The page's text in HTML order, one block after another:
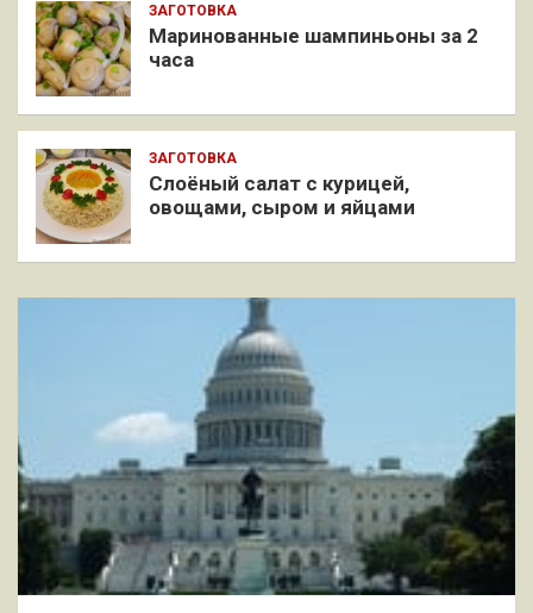
ЗАГОТОВКА
Маринованные шампиньоны за 2
часа
ЗАГОТОВКА
Слоёный салат с курицей,
овощами, сыром и яйцами